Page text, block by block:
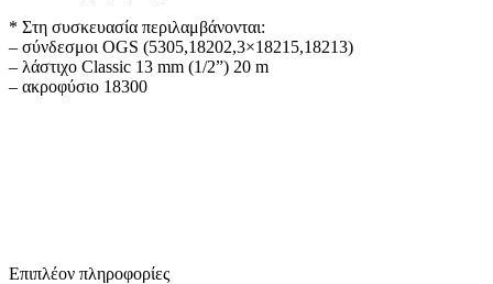
* Στη συσκευασία περιλαμβάνονται:
– σύνδεσμοι OGS (5305,18202,3×18215,18213)
– λάστιχο Classic 13 mm (1/2”) 20 m
– ακροφύσιο 18300
Επιπλέον πληροφορίες